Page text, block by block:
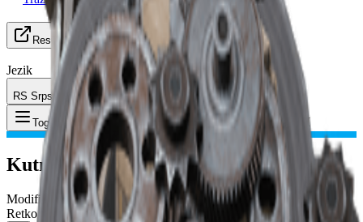
Resursi
Jezik
RS Srpski
Toggle Menu Predmet Kutni Rukohvat III
Kutni Rukohvat III
Modifikacija
Retko